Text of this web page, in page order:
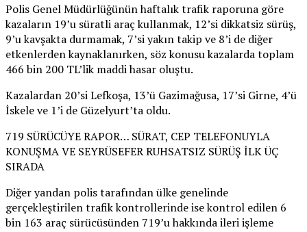
Polis Genel Müdürlüğünün haftalık trafik raporuna göre
kazaların 19’u süratli araç kullanmak, 12’si dikkatsiz sürüş,
9’u kavşakta durmamak, 7’si yakın takip ve 8’i de diğer
etkenlerden kaynaklanırken, söz konusu kazalarda toplam
466 bin 200 TL’lik maddi hasar oluştu.
Kazalardan 20’si Lefkoşa, 13’ü Gazimağusa, 17’si Girne, 4’ü
İskele ve 1’i de Güzelyurt’ta oldu.
719 SÜRÜCÜYE RAPOR… SÜRAT, CEP TELEFONUYLA
KONUŞMA VE SEYRÜSEFER RUHSATSIZ SÜRÜŞ İLK ÜÇ
SIRADA
Diğer yandan polis tarafından ülke genelinde
gerçekleştirilen trafik kontrollerinde ise kontrol edilen 6
bin 163 araç sürücüsünden 719’u hakkında ileri işleme